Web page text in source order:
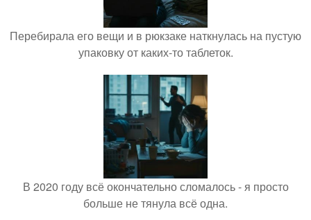
Перебирала его вещи и в рюкзаке наткнулась на пустую
упаковку от каких-то таблеток.
В 2020 году всё окончательно сломалось - я просто
больше не тянула всё одна.